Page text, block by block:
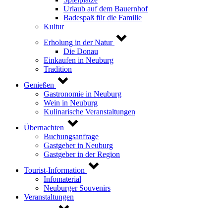
Urlaub auf dem Bauernhof
Badespaß für die Familie
Kultur
Erholung in der Natur
Die Donau
Einkaufen in Neuburg
Tradition
Genießen
Gastronomie in Neuburg
Wein in Neuburg
Kulinarische Veranstaltungen
Übernachten
Buchungsanfrage
Gastgeber in Neuburg
Gastgeber in der Region
Tourist-Information
Infomaterial
Neuburger Souvenirs
Veranstaltungen